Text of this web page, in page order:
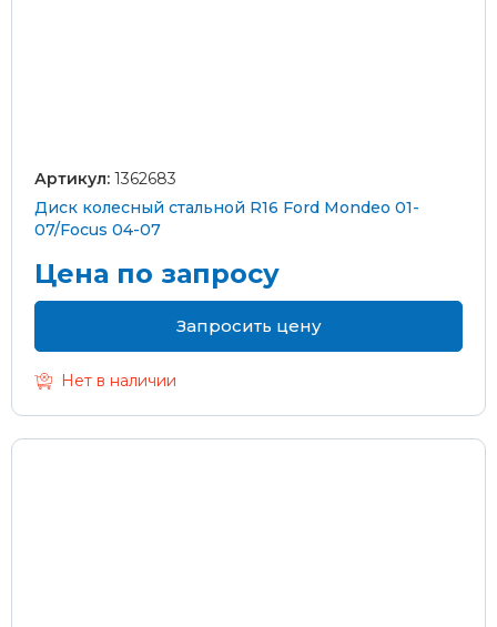
Артикул: 1362683
Диск колесный стальной R16 Ford Mondeo 01-
07/Focus 04-07
Цена по запросу
Запросить цену
Нет в наличии